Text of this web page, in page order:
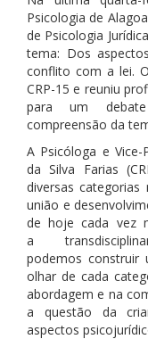
Psicologia de
de Psicologia
tema: Dos
conflito com a lei.
CRP-15 e reuniu
para um
compreensão da
A Psicóloga e Vice-
da Silva Farias
diversas
união e
de hoje cada vez
a
podemos
olhar de cada
abordagem e na
a questão da
aspectos